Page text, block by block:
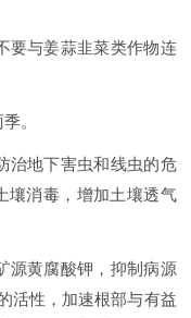
要与姜蒜韭菜类作物连
。
治地下害虫和线虫的危
壤消毒，增加土壤透气
源黄腐酸钾，抑制病源
活性，加速根部与有益